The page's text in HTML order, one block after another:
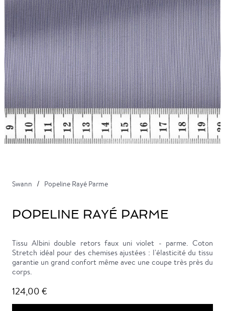
Swann Popeline Rayé Parme
POPELINE RAYÉ PARME
Tissu Albini double retors faux uni violet - parme. Coton
Stretch idéal pour des chemises ajustées : l'élasticité du tissu
garantie un grand confort même avec une coupe très près du
corps.
124,00 €